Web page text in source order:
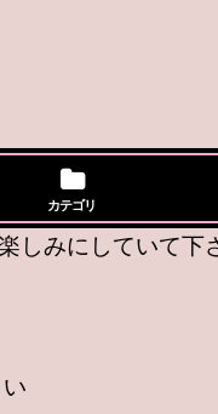
カテゴリ
しみにしていて